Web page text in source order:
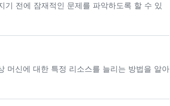
전에 잠재적인 문제를 파악하도록 할 수 있
신에 대한 특정 리소스를 늘리는 방법을 알아